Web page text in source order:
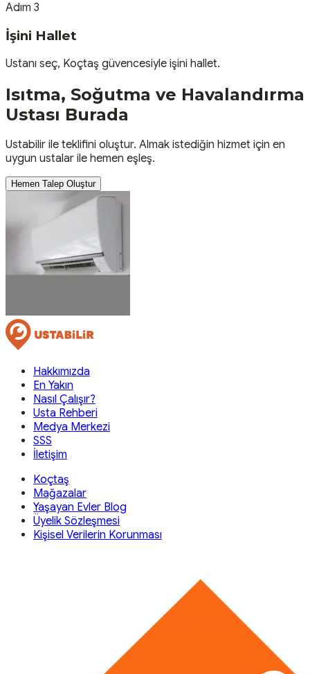
Adım 3
İşini Hallet
Ustanı seç, Koçtaş güvencesiyle işini hallet.
Isıtma, Soğutma ve Havalandırma
Ustası Burada
Ustabilir ile teklifini oluştur. Almak istediğin hizmet için en
uygun ustalar ile hemen eşleş.
Hemen Talep Oluştur
Hakkımızda
En Yakın
Nasıl Çalışır?
Usta Rehberi
Medya Merkezi
SSS
İletişim
Koçtaş
Mağazalar
Yaşayan Evler Blog
Üyelik Sözleşmesi
Kişisel Verilerin Korunması